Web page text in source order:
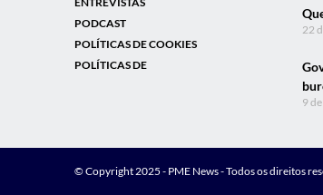
PODCAST
POLÍTICAS DE COOKIES
POLÍTICAS DE
22
9
© Copyright 2025 - PME News - Todos os direitos